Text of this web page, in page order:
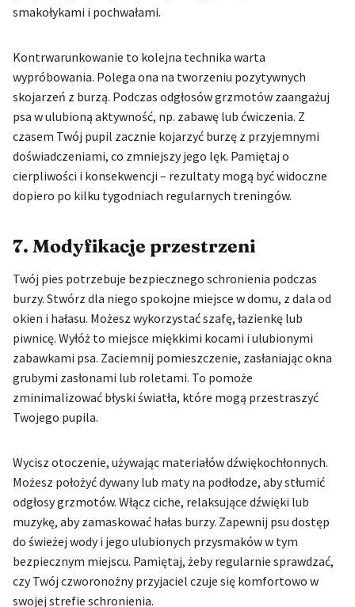
smakołykami i pochwałami.
Kontrwarunkowanie to kolejna technika warta
wypróbowania. Polega ona na tworzeniu pozytywnych
skojarzeń z burzą. Podczas odgłosów grzmotów zaangażuj
psa w ulubioną aktywność, np. zabawę lub ćwiczenia. Z
czasem Twój pupil zacznie kojarzyć burzę z przyjemnymi
doświadczeniami, co zmniejszy jego lęk. Pamiętaj o
cierpliwości i konsekwencji – rezultaty mogą być widoczne
dopiero po kilku tygodniach regularnych treningów.
7. Modyfikacje przestrzeni
Twój pies potrzebuje bezpiecznego schronienia podczas
burzy. Stwórz dla niego spokojne miejsce w domu, z dala od
okien i hałasu. Możesz wykorzystać szafę, łazienkę lub
piwnicę. Wyłóż to miejsce miękkimi kocami i ulubionymi
zabawkami psa. Zaciemnij pomieszczenie, zasłaniając okna
grubymi zasłonami lub roletami. To pomoże
zminimalizować błyski światła, które mogą przestraszyć
Twojego pupila.
Wycisz otoczenie, używając materiałów dźwiękochłonnych.
Możesz położyć dywany lub maty na podłodze, aby stłumić
odgłosy grzmotów. Włącz ciche, relaksujące dźwięki lub
muzykę, aby zamaskować hałas burzy. Zapewnij psu dostęp
do świeżej wody i jego ulubionych przysmaków w tym
bezpiecznym miejscu. Pamiętaj, żeby regularnie sprawdzać,
czy Twój czworonożny przyjaciel czuje się komfortowo w
swojej strefie schronienia.